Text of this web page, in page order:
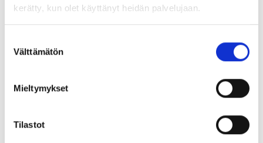
kerätty, kun olet käyttänyt heidän palvelujaan.
Välttämätön
Mieltymykset
Tilastot
Kuuntele ja ole avoin.Anna toiselle mahdollisuus kertoa
muuttamaan omaa kantaasi, jos saat uutta tietoa.
ja ymmärretyksi tulemisen kokemusta.
korjaamaan virheitä. Muista myös kiittää ja kannustaa